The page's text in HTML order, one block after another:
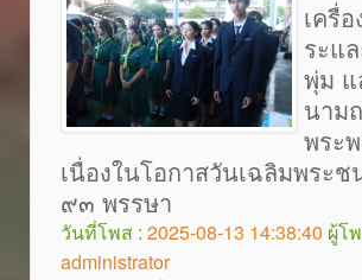
เครื่
ระแ
พุ่ม แ
นาม
พระ
เนื่องในโอกาสวันเฉลิมพระ
๙๓ พรรษา
วันที่โพส : 2025-08-13 14:38:40 ผู้โ
administrator